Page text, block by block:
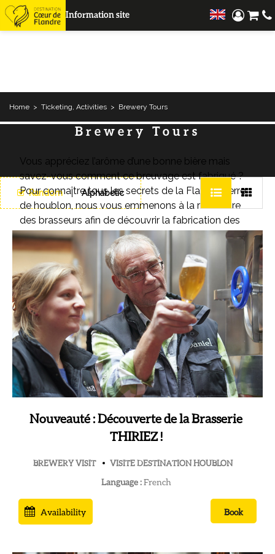
Information site
Home > Ticketing, Activities > Brewery Tours
Brewery Tours
Vous appréciez l’arôme d’une bonne bière mais
savez-vous comment ce breuvage est fabriqué ?
Pour connaître tous les secrets de la Flandre, terre
de houblon, nous vous emmenons à la rencontre
des brasseurs afin de découvrir la fabrication des
différentes bières qui font le succès de notre
territoire
Random Alphabetic
Nouveauté : Découverte de la Brasserie
THIRIEZ !
BREWERY VISIT VISITE DESTINATION HOUBLON
Language : French
Availability Book